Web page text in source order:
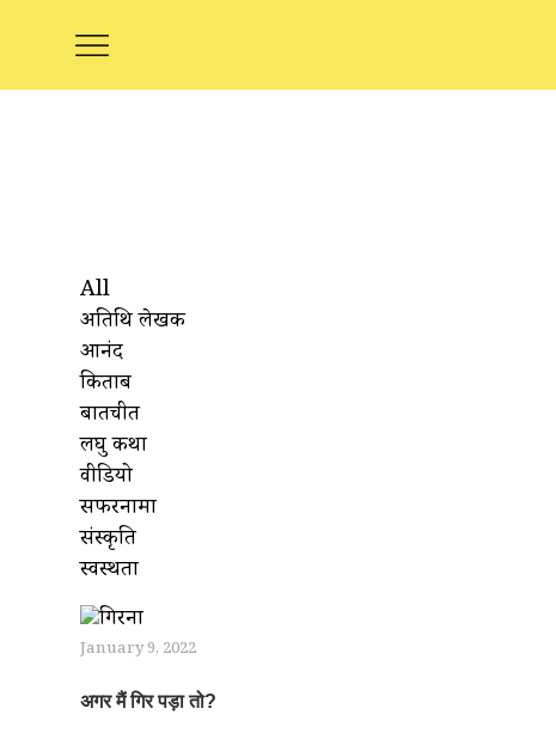
All
अतिथि लेखक
आनंद
किताबें
बातचीत
लघु कथा
वीडियो
सफरनामा
संस्कृति
स्वस्थता
January 9, 2022
अगर मैं गिर पड़ा तो?